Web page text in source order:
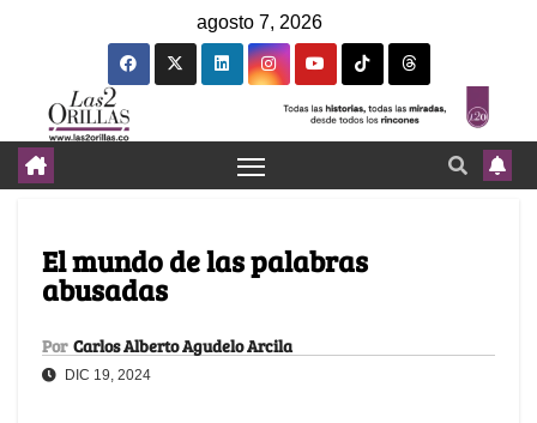
agosto 7, 2026
El mundo de las palabras
abusadas
Por Carlos Alberto Agudelo Arcila
DIC 19, 2024